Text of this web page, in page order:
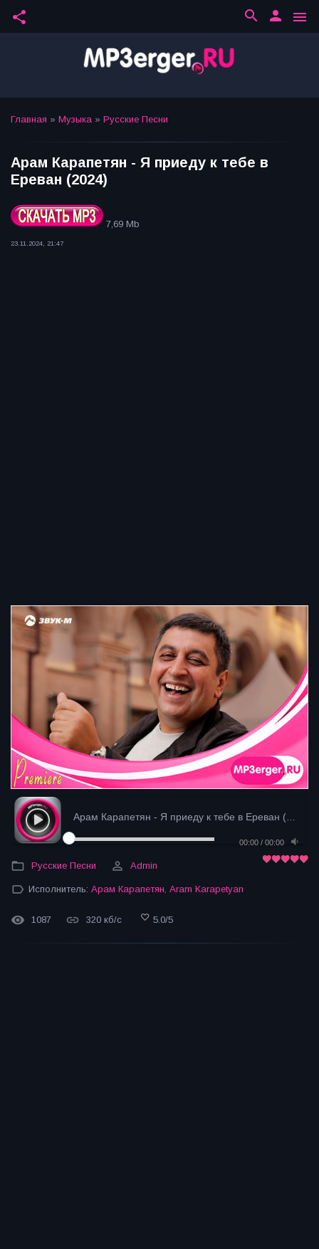
share menu
person
search
Главная » Музыка » Русские Песни
Арам Карапетян - Я приеду к тебе в
Ереван (2024)
7,69 Mb
23.11.2024, 21:47
00:00 / 00:00
Русские Песни Admin
Исполнитель: Арам Карапетян Aram Karapetyan
1087 320 кб/с 5.0/5